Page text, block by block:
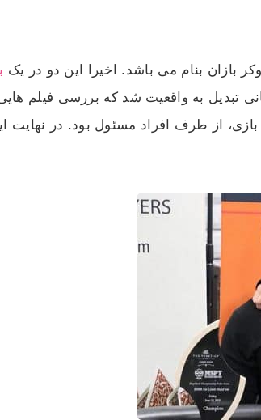
تبدیل به واقعیت شد که بررسی فیلم
از طرف افراد مسئول بود. در نهایت